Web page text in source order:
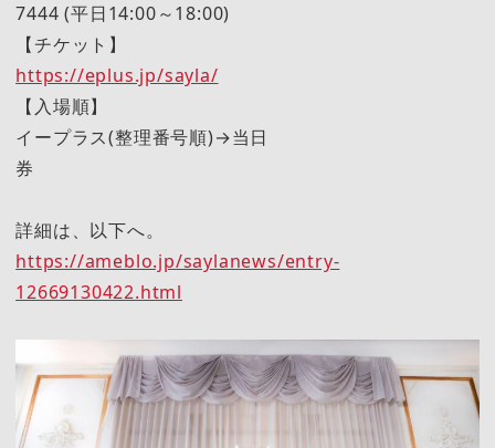
7444 (平日14:00～18:00)
【チケット】
https://eplus.jp/sayla/
【入場順】
イープラス(整理番号順)→当日
券
詳細は、以下へ。
https://ameblo.jp/saylanews/entry-
12669130422.html